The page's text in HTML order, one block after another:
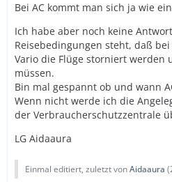
Bei AC kommt man sich ja wie
Ich habe aber noch keine
Reisebedingungen steht, daß
Vario die Flüge storniert werden
müssen.
Bin mal gespannt ob und wann
Wenn nicht werde ich die
der Verbraucherschutzzentrale
LG Aidaaura
Einmal editiert, zuletzt vonAidaaura (